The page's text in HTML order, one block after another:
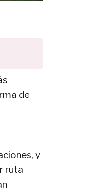
de
y
ruta